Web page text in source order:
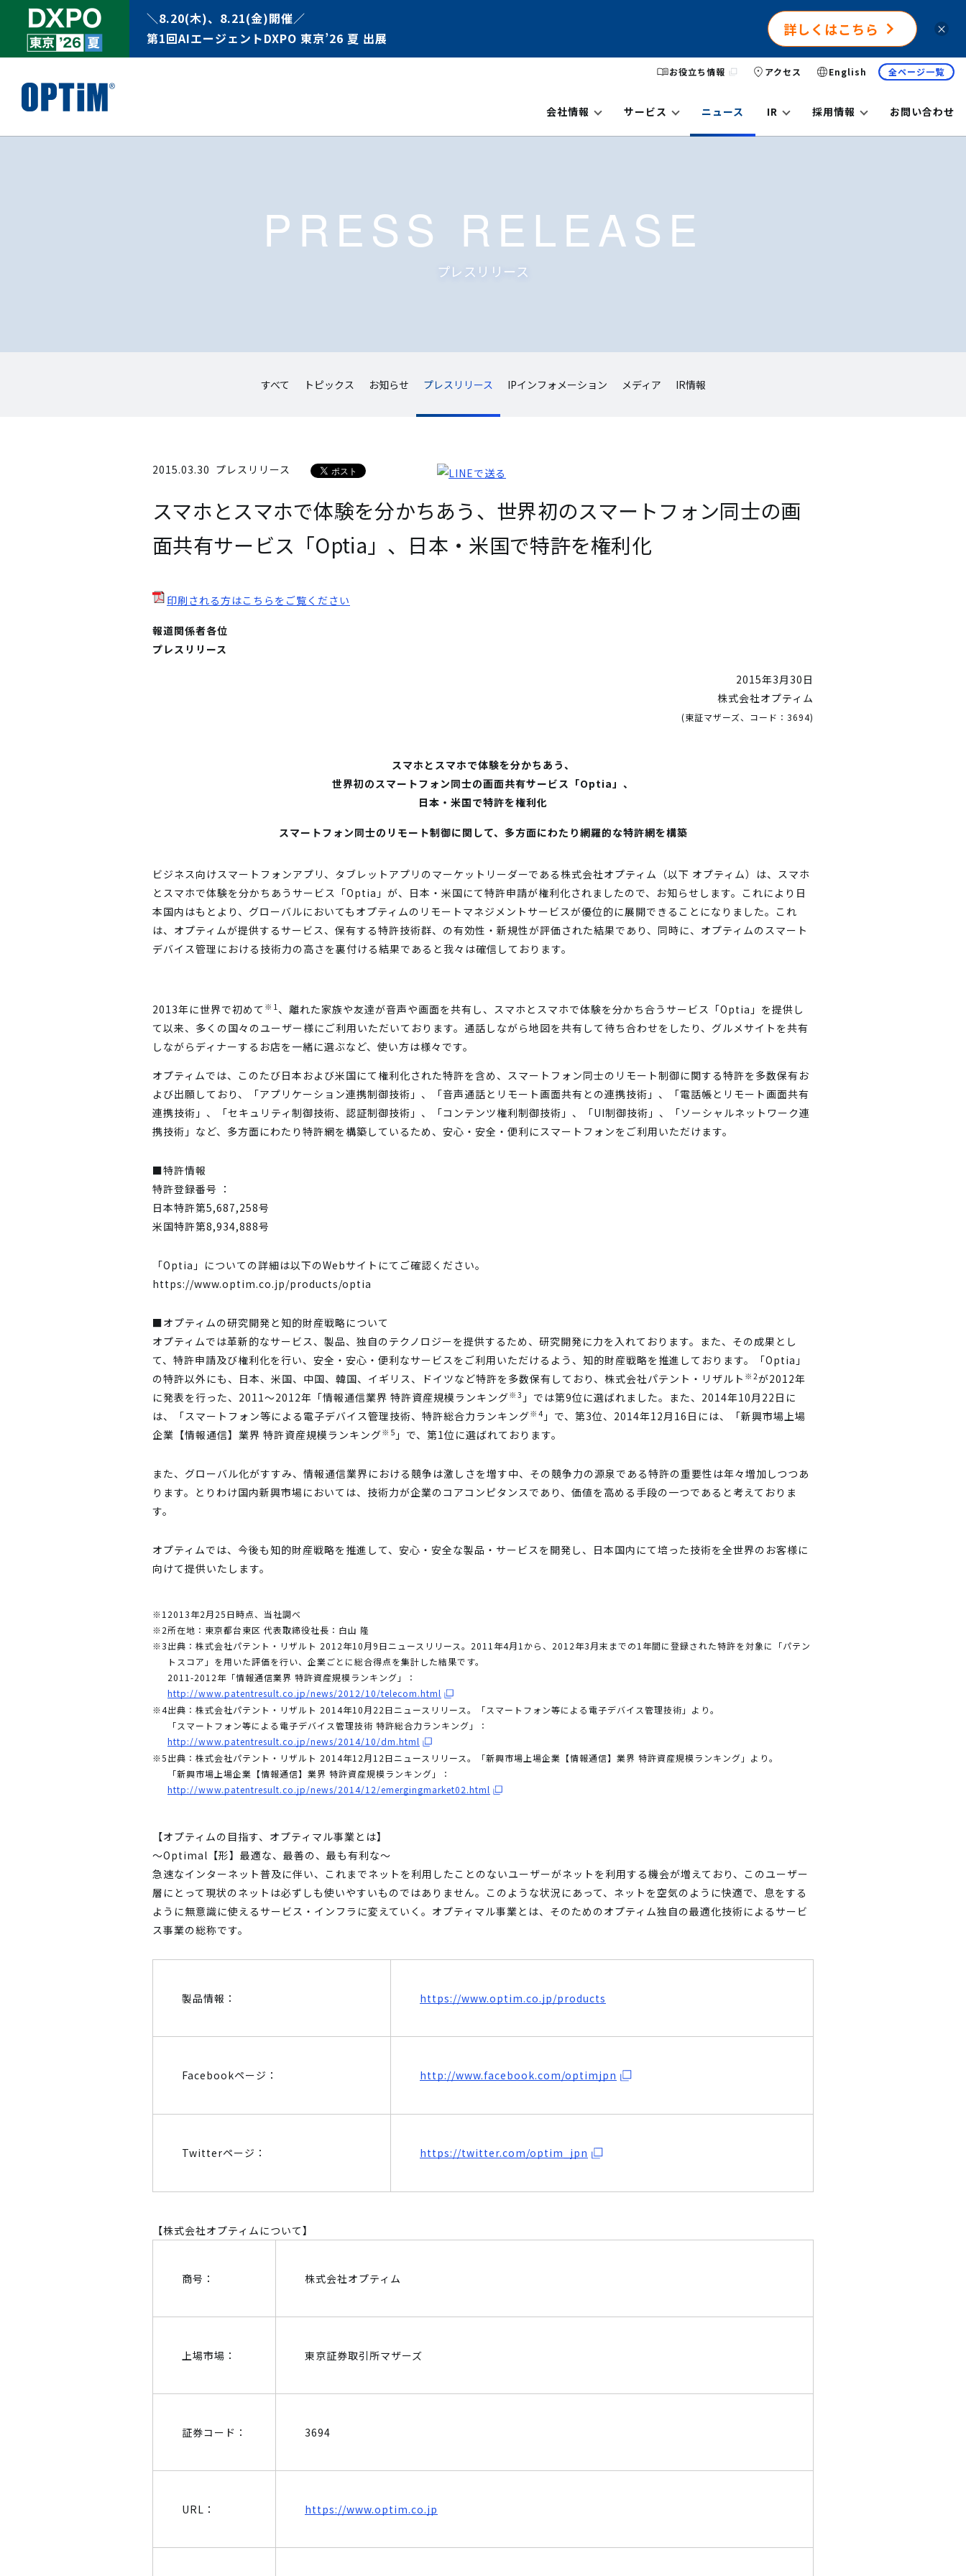
＼8.20(木)、8.21(金)開催／
第1回AIエージェントDXPO 東京’26 夏 出展
詳しくはこちら ×
お役立ち情報 アクセス English 全ページ一覧
会社情報 サービス ニュース IR 採用情報 お問い合わせ
PRESS RELEASE
プレスリリース
すべて トピックス お知らせ プレスリリース IPインフォメーション メディア IR情報
2015.03.30 プレスリリース
スマホとスマホで体験を分かちあう、世界初のスマートフォン同士の画
面共有サービス「Optia」、日本・米国で特許を権利化
印刷される方はこちらをご覧ください
報道関係者各位
プレスリリース
2015年3月30日
株式会社オプティム
(東証マザーズ、コード：3694)
スマホとスマホで体験を分かちあう、
世界初のスマートフォン同士の画面共有サービス「Optia」、
日本・米国で特許を権利化
スマートフォン同士のリモート制御に関して、多方面にわたり網羅的な特許網を構築
ビジネス向けスマートフォンアプリ、タブレットアプリのマーケットリーダーである株式会社オプティム（以下 オプティム）は、スマホ
とスマホで体験を分かちあうサービス「Optia」が、日本・米国にて特許申請が権利化されましたので、お知らせします。これにより日
本国内はもとより、グローバルにおいてもオプティムのリモートマネジメントサービスが優位的に展開できることになりました。これ
は、オプティムが提供するサービス、保有する特許技術群、の有効性・新規性が評価された結果であり、同時に、オプティムのスマート
デバイス管理における技術力の高さを裏付ける結果であると我々は確信しております。
2013年に世界で初めて ※1 、離れた家族や友達が音声や画面を共有し、スマホとスマホで体験を分かち合うサービス「Optia」を提供し
て以来、多くの国々のユーザー様にご利用いただいております。通話しながら地図を共有して待ち合わせをしたり、グルメサイトを共有
しながらディナーするお店を一緒に選ぶなど、使い方は様々です。
オプティムでは、このたび日本および米国にて権利化された特許を含め、スマートフォン同士のリモート制御に関する特許を多数保有お
よび出願しており、「アプリケーション連携制御技術」、「音声通話とリモート画面共有との連携技術」、「電話帳とリモート画面共有
連携技術」、「セキュリティ制御技術、認証制御技術」、「コンテンツ権利制御技術」、「UI制御技術」、「ソーシャルネットワーク連
携技術」など、多方面にわたり特許網を構築しているため、安心・安全・便利にスマートフォンをご利用いただけます。
■特許情報
特許登録番号 ：
日本特許第5,687,258号
米国特許第8,934,888号
「Optia」についての詳細は以下のWebサイトにてご確認ください。
https://www.optim.co.jp/products/optia
■オプティムの研究開発と知的財産戦略について
オプティムでは革新的なサービス、製品、独自のテクノロジーを提供するため、研究開発に力を入れております。また、その成果とし
て、特許申請及び権利化を行い、安全・安心・便利なサービスをご利用いただけるよう、知的財産戦略を推進しております。「Optia」
の特許以外にも、日本、米国、中国、韓国、イギリス、ドイツなど特許を多数保有しており、株式会社パテント・リザルト ※2が2012年
に発表を行った、2011～2012年「情報通信業界 特許資産規模ランキング※3 」では第9位に選ばれました。また、2014年10月22日に
は、「スマートフォン等による電子デバイス管理技術、特許総合力ランキング※4 」で、第3位、2014年12月16日には、「新興市場上場
企業【情報通信】業界 特許資産規模ランキング※5 」で、第1位に選ばれております。
また、グローバル化がすすみ、情報通信業界における競争は激しさを増す中、その競争力の源泉である特許の重要性は年々増加しつつあ
ります。とりわけ国内新興市場においては、技術力が企業のコアコンピタンスであり、価値を高める手段の一つであると考えておりま
す。
オプティムでは、今後も知的財産戦略を推進して、安心・安全な製品・サービスを開発し、日本国内にて培った技術を全世界のお客様に
向けて提供いたします。
※1 2013年2月25日時点、当社調べ
※2所在地：東京都台東区 代表取締役社長：白山 隆
※3出典：株式会社パテント・リザルト 2012年10月9日ニュースリリース。2011年4月1から、2012年3月末までの1年間に登録された特許を対象に「パテン
トスコア」を用いた評価を行い、企業ごとに総合得点を集計した結果です。
2011-2012年「情報通信業界 特許資産規模ランキング」：
http://www.patentresult.co.jp/news/2012/10/telecom.html
※4出典：株式会社パテント・リザルト 2014年10月22日ニュースリリース。「スマートフォン等による電子デバイス管理技術」より。
「スマートフォン等による電子デバイス管理技術 特許総合力ランキング」：
http://www.patentresult.co.jp/news/2014/10/dm.html
※5出典：株式会社パテント・リザルト 2014年12月12日ニュースリリース。「新興市場上場企業【情報通信】業界 特許資産規模ランキング」より。
「新興市場上場企業【情報通信】業界 特許資産規模ランキング」：
http://www.patentresult.co.jp/news/2014/12/emergingmarket02.html
【オプティムの目指す、オプティマル事業とは】
～Optimal【形】最適な、最善の、最も有利な～
急速なインターネット普及に伴い、これまでネットを利用したことのないユーザーがネットを利用する機会が増えており、このユーザー
層にとって現状のネットは必ずしも使いやすいものではありません。このような状況にあって、ネットを空気のように快適で、息をする
ように無意識に使えるサービス・インフラに変えていく。オプティマル事業とは、そのためのオプティム独自の最適化技術によるサービ
ス事業の総称です。
製品情報： https://www.optim.co.jp/products
Facebookページ： http://www.facebook.com/optimjpn
Twitterページ： https://twitter.com/optim_jpn
【株式会社オプティムについて】
商号： 株式会社オプティム
上場市場： 東京証券取引所マザーズ
証券コード： 3694
URL： https://www.optim.co.jp